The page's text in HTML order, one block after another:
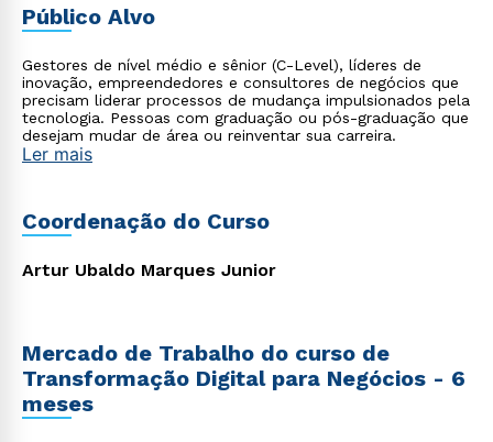
Público Alvo
Gestores de nível médio e sênior (C-Level), líderes de
inovação, empreendedores e consultores de negócios que
precisam liderar processos de mudança impulsionados pela
tecnologia. Pessoas com graduação ou pós-graduação que
desejam mudar de área ou reinventar sua carreira.
Ler mais
Coordenação do Curso
Artur Ubaldo Marques Junior
Mercado de Trabalho do curso de
Transformação Digital para Negócios - 6
meses